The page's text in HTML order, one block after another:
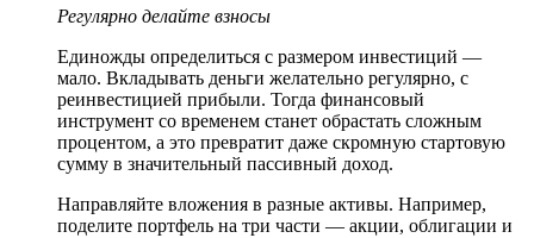
Регулярно делайте взносы
Единожды определиться с размером инвестиций —
мало. Вкладывать деньги желательно регулярно, с
реинвестицией прибыли. Тогда финансовый
инструмент со временем станет обрастать сложным
процентом, а это превратит даже скромную стартовую
сумму в значительный пассивный доход.
Направляйте вложения в разные активы. Например,
поделите портфель на три части — акции, облигации и